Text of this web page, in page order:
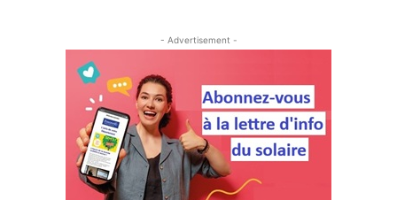
- Advertisement -